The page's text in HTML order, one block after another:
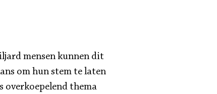
mensen kunnen dit
om hun stem te laten
overkoepelend thema